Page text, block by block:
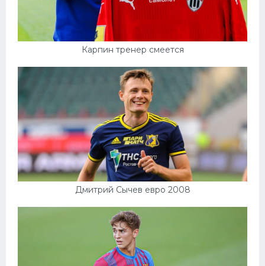
Карпин тренер смеется
Дмитрий Сычев евро 2008